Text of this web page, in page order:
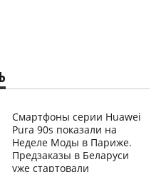
Смартфоны серии Huawei
Pura 90s показали на
Неделе Моды в Париже.
Предзаказы в Беларуси
уже стартовали